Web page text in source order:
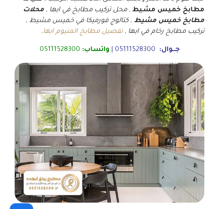
مطابخ خميس مشيط ,محل تركيب مطابخ في ابها , محلات
مطابخ خميس مشيط , كتالوج فورميكا في خميس مشيط ,
تركيب مطابخ رخام في ابها ,تفصيل مطابخ المنيوم ابها .
جــوال: 05111528300 واتساب: 05111528300